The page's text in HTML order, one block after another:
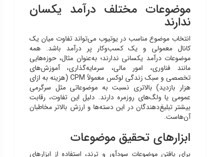
موضوعات مختلف درآمد یکسان
ندارند
انتخاب موضوع مناسب در یوتیوب می‌تواند تفاوت میان یک
کانال معمولی و یک کسب‌وکار پر درآمد باشد. همه
موضوعات درآمد یکسانی ندارند؛ به‌عنوان مثال، حوزه‌هایی
مانند فناوری، امور مالی، سرمایه‌گذاری، آموزش‌های
تخصصی و سبک زندگی لوکس معمولاً CPM (هزینه به ازای
هزار بازدید) بالاتری نسبت به موضوعاتی مثل سرگرمی
عمومی یا ولگ‌های روزمره دارند. دلیل این تفاوت، رقابت
بیشتر تبلیغ‌دهندگان در این دسته‌ها و ارزش بالاتر مخاطبان
آن‌هاست.
ابزارهای تحقیق موضوعات
برای یافتن موضوعات سودآور و ترند، استفاده از ابزارهای